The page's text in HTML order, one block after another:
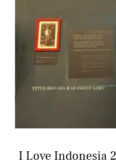
I Love Indonesia